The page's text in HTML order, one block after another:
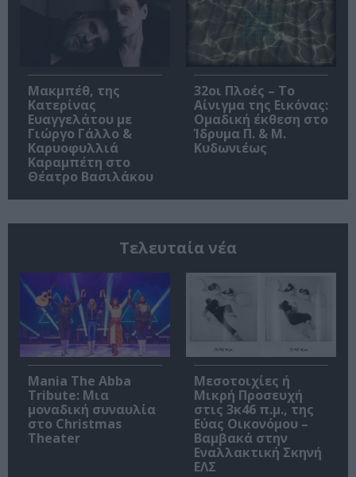
Μακμπέθ, της
Κατερίνας
Ευαγγελάτου με
Γιώργο Γάλλο &
Καρυοφυλλιά
Καραμπέτη στο
Θέατρο Βασιλάκου
32οι Πλοές – Το
Αίνιγμα της Εικόνας:
Ομαδική έκθεση στο
Ίδρυμα Π. & Μ.
Κυδωνιέως
Τελευταία νέα
Mania The Abba
Tribute: Μια
μοναδική συναυλία
στο Christmas
Theater
Μεσοτοιχίες ή
Μικρή Προσευχή
στις 3κ46 π.μ., της
Εύας Οικονόμου –
Βαμβακά στην
Εναλλακτική Σκηνή
ΕΛΣ